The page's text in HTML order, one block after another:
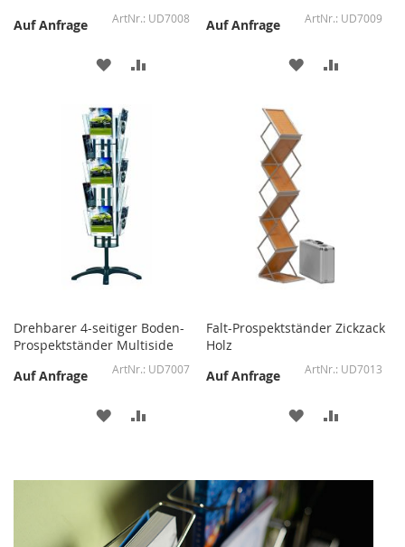
Auf Anfrage
UD7008
ZUR
HINZUFÜGEN
Auf Anfrage
UD7009
ZUR
Drehbarer 4-seitiger Boden-
Prospektständer Multiside
Auf Anfrage
UD7007
ZUR
HINZUFÜGEN
HINZUFÜGEN
Falt-Prospektständer Zickzack
Holz
Auf Anfrage
UD7013
ZUR
HINZUFÜGEN